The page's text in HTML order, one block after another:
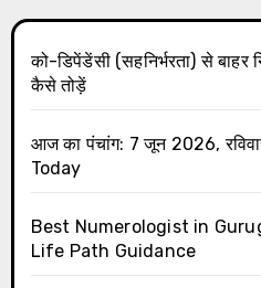
को-डिपेंडेंसी (सहनिर्भरता) से बाहर
कैसे तोड़ें
आज का पंचांग: 7 जून 2026,
Today
Best Numerologist in
Life Path Guidance